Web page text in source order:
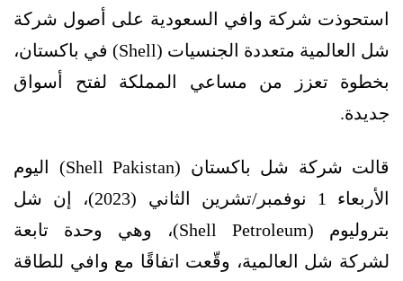
استحوذت شركة وافي السعودية على أصول شركة
شل العالمية متعددة الجنسيات (Shell) في باكستان،
بخطوة تعزز من مساعي المملكة لفتح أسواق
جديدة.
قالت شركة شل باكستان (Shell Pakistan) اليوم
الأربعاء 1 نوفمبر/تشرين الثاني (2023)، إن شل
بتروليوم (Shell Petroleum)، وهي وحدة تابعة
لشركة شل العالمية، وقّعت اتفاقًا مع وافي للطاقة